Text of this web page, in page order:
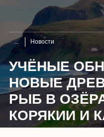
Новости
УЧЁНЫЕ
НОВЫЕ
РЫБ В
КОРЯКИИ И